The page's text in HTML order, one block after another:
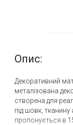
Опис:
Декоративний
металізована
створена для
під шовк,
пропонується в